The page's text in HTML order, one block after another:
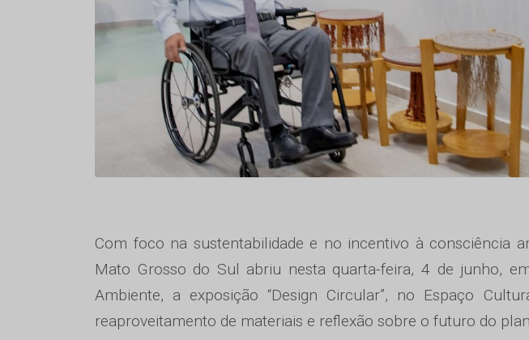
Com foco na sustentabilidade e no incentivo à consciência
Mato Grosso do Sul abriu nesta quarta-feira, 4 de junho,
Ambiente, a exposição “Design Circular”, no Espaço
reaproveitamento de materiais e reflexão sobre o futuro do